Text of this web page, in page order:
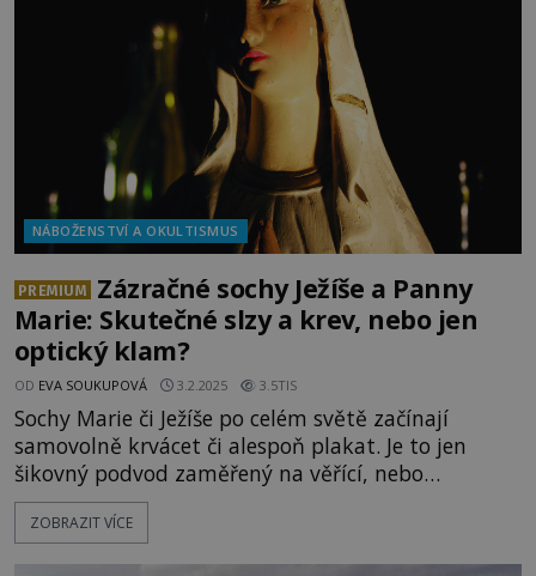
NÁBOŽENSTVÍ A OKULTISMUS
PREMIUM
Zázračné sochy Ježíše a Panny
Marie: Skutečné slzy a krev, nebo jen
optický klam?
OD EVA SOUKUPOVÁ 3.2.2025 3.5TIS
Sochy Marie či Ježíše po celém světě začínají
samovolně krvácet či alespoň plakat. Je to jen
šikovný podvod zaměřený na věřící, nebo
opravdový zázrak? Je prokázáno, že v několika
případech jde skutečně o lidské krevní tekutiny!
ZOBRAZIT VÍCE